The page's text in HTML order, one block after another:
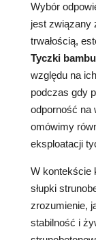
Wybór
jest związany
trwałością,
Tyczki
względu na
podczas gdy
odporność na
omówimy
eksploatacji
W kontekście
słupki
zrozumienie,
stabilność i